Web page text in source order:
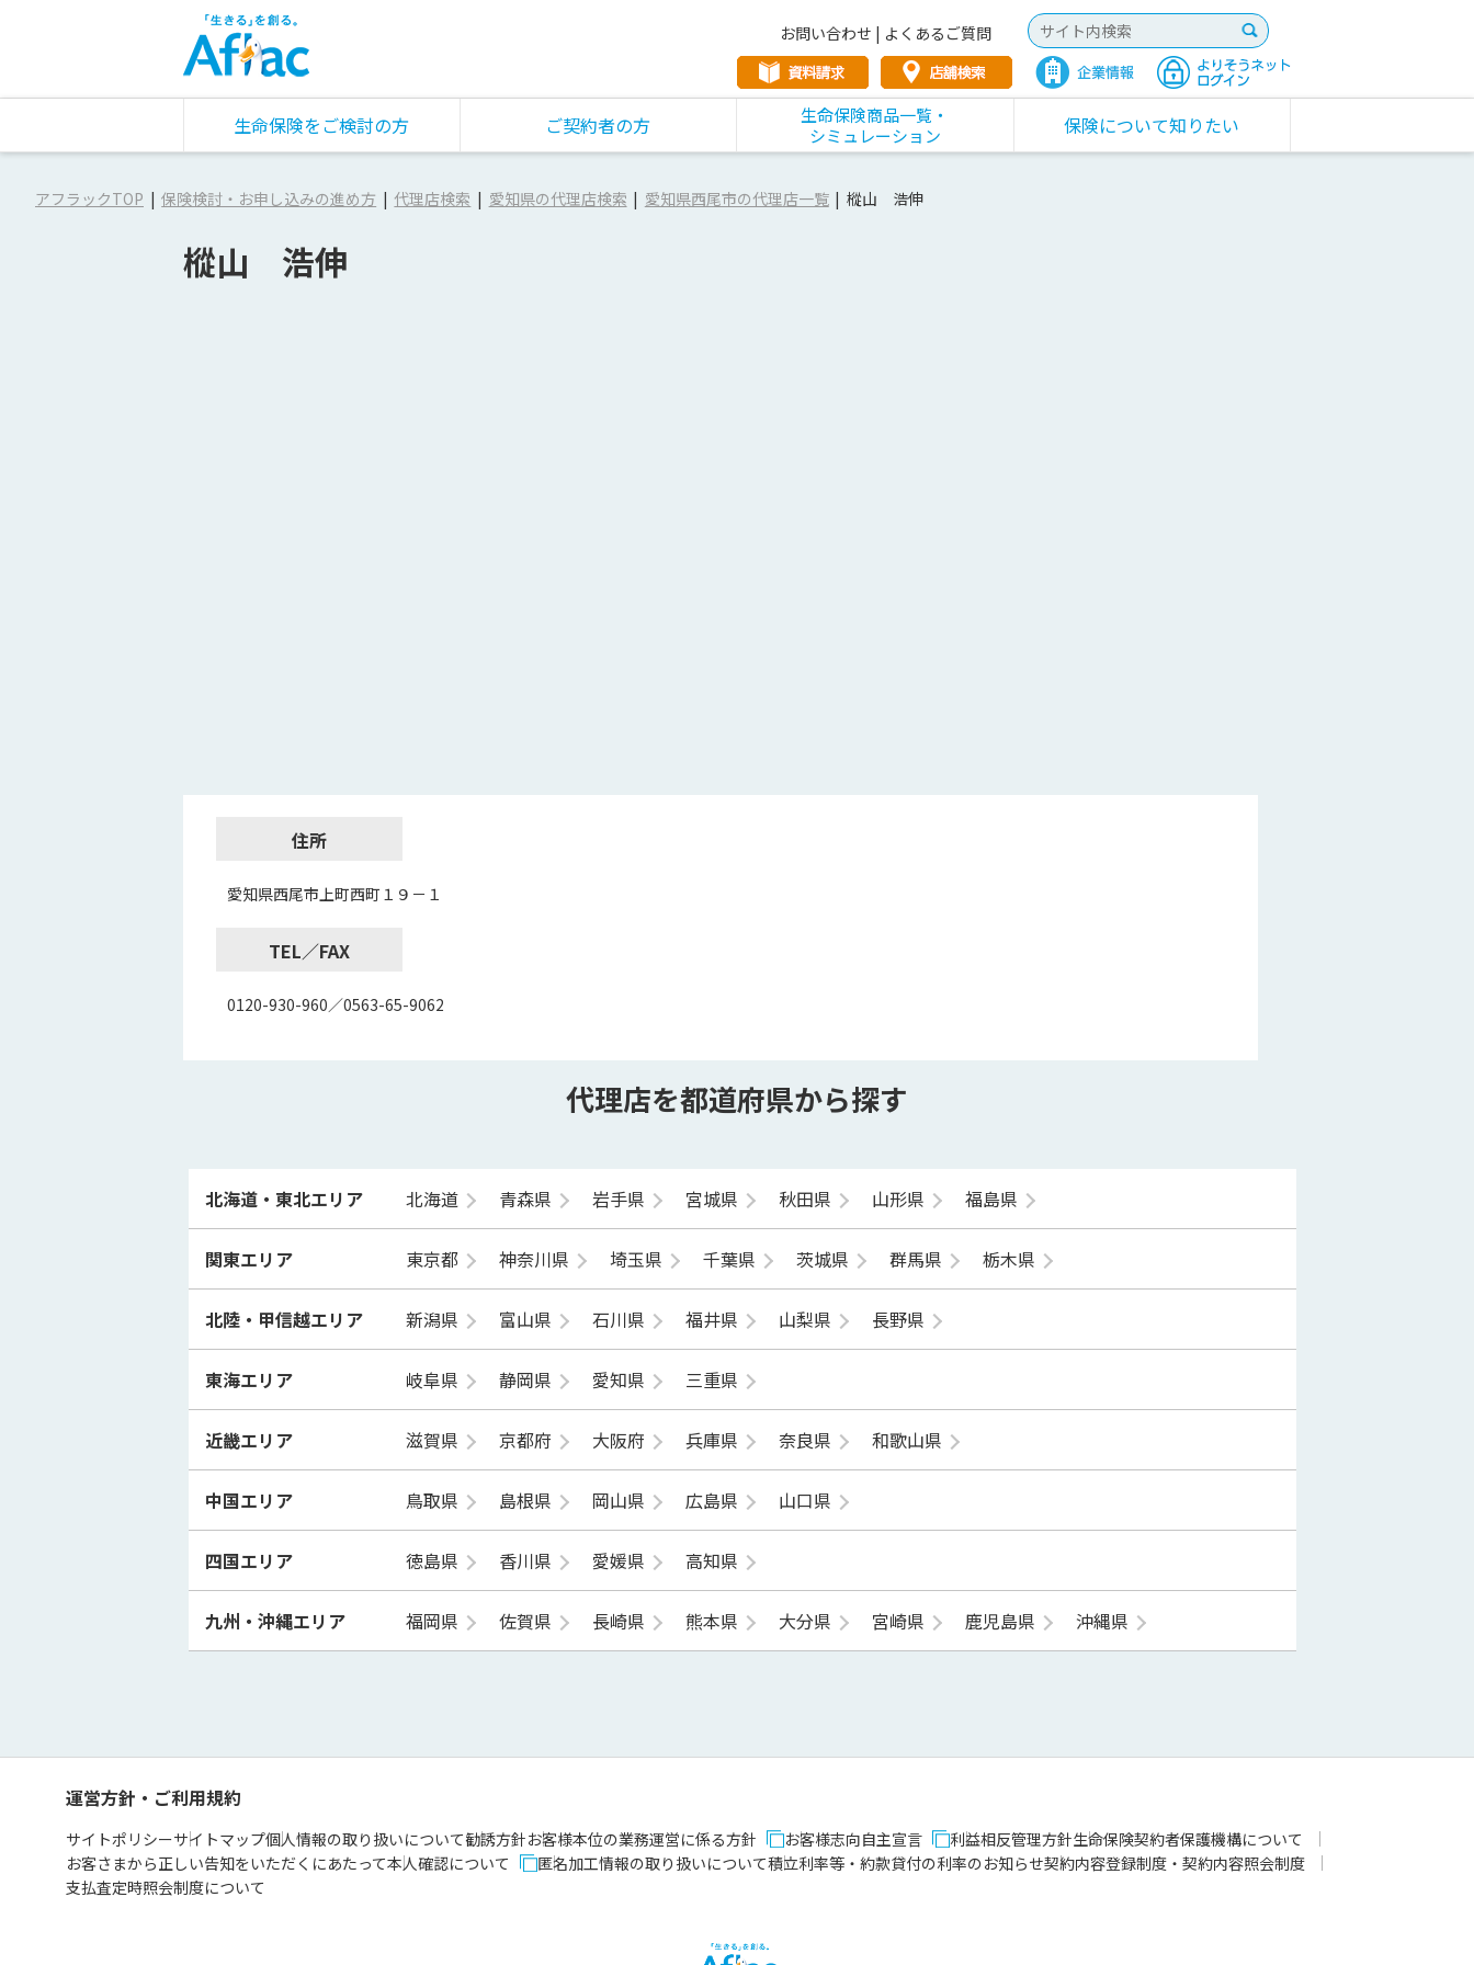
お問い合わせ | よくあるご質問
生命保険をご検討の方 ご契約者の方
生命保険商品一覧・
シミュレーション
保険について知りたい
アフラックTOP 保険検討・お申し込みの進め方 代理店検索 愛知県の代理店検索 愛知県西尾市の代理店一覧 樅山 浩伸
樅山 浩伸
住所
愛知県西尾市上町西町１９－１
TEL／FAX
0120-930-960／0563-65-9062
代理店を都道府県から探す
北海道・東北エリア 北海道 青森県 岩手県 宮城県 秋田県 山形県 福島県
関東エリア 東京都 神奈川県 埼玉県 千葉県 茨城県 群馬県 栃木県
北陸・甲信越エリア 新潟県 富山県 石川県 福井県 山梨県 長野県
東海エリア 岐阜県 静岡県 愛知県 三重県
近畿エリア 滋賀県 京都府 大阪府 兵庫県 奈良県 和歌山県
中国エリア 鳥取県 島根県 岡山県 広島県 山口県
四国エリア 徳島県 香川県 愛媛県 高知県
九州・沖縄エリア 福岡県 佐賀県 長崎県 熊本県 大分県 宮崎県 鹿児島県 沖縄県
運営方針・ご利用規約
サイトポリシーサイトマップ個人情報の取り扱いについて勧誘方針お客様本位の業務運営に係る方針 お客様志向自主宣言 利益相反管理方針生命保険契約者保護機構について
お客さまから正しい告知をいただくにあたって本人確認について 匿名加工情報の取り扱いについて積立利率等・約款貸付の利率のお知らせ契約内容登録制度・契約内容照会制度
支払査定時照会制度について